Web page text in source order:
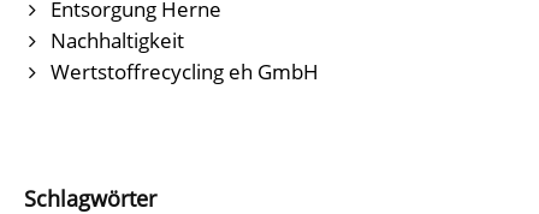
Entsorgung Herne
Nachhaltigkeit
Wertstoffrecycling eh GmbH
Schlagwörter